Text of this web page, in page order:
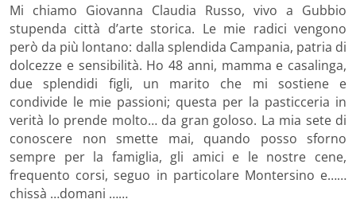
Mi chiamo Giovanna Claudia Russo, vivo a Gubbio
stupenda città d’arte storica. Le mie radici vengono
però da più lontano: dalla splendida Campania, patria di
dolcezze e sensibilità. Ho 48 anni, mamma e casalinga,
due splendidi figli, un marito che mi sostiene e
condivide le mie passioni; questa per la pasticceria in
verità lo prende molto… da gran goloso. La mia sete di
conoscere non smette mai, quando posso sforno
sempre per la famiglia, gli amici e le nostre cene,
frequento corsi, seguo in particolare Montersino e……
chissà …domani ……